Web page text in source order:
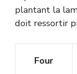
plantant la
doit ressortir
Four